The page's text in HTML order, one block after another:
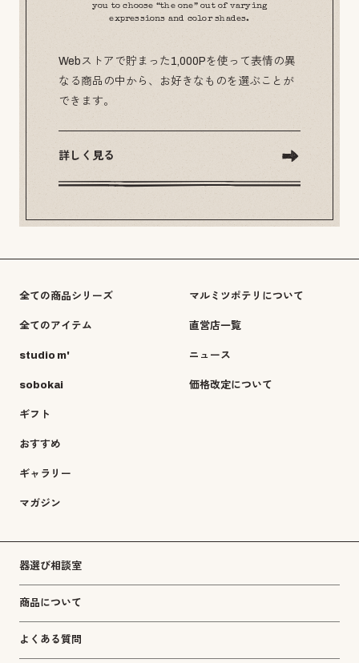
you to choose “the one” out of varying
expressions and color shades.
Webストアで貯まった1,000Pを使って表情の異
なる商品の中から、お好きなものを選ぶことが
できます。
詳しく見る
全ての商品シリーズ
全てのアイテム
studio m'
sobokai
ギフト
おすすめ
ギャラリー
マガジン
マルミツポテリについて
直営店一覧
ニュース
価格改定について
器選び相談室
商品について
よくある質問